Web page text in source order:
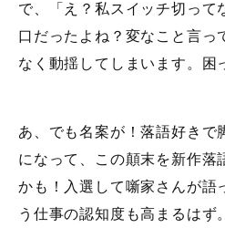
で、「え？私スイッチ切って
口だったよね？変なこと言っ
なく動揺してしまいます。困
あ、でも名案が！落語好きで
になって、この顛末を新作落
かも！入選して噺家さんが語
う仕事の認知度も高まるはず。